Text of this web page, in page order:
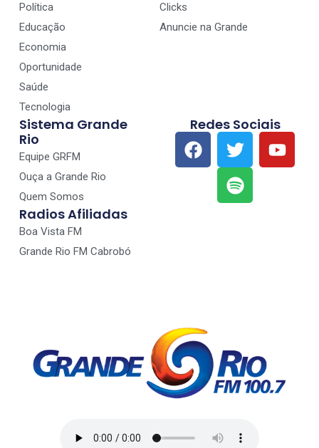
Política
Educação
Economia
Oportunidade
Saúde
Tecnologia
Clicks
Anuncie na Grande
Sistema Grande
Rio
Equipe GRFM
Ouça a Grande Rio
Quem Somos
Radios Afiliadas
Boa Vista FM
Grande Rio FM Cabrobó
Redes Sociais